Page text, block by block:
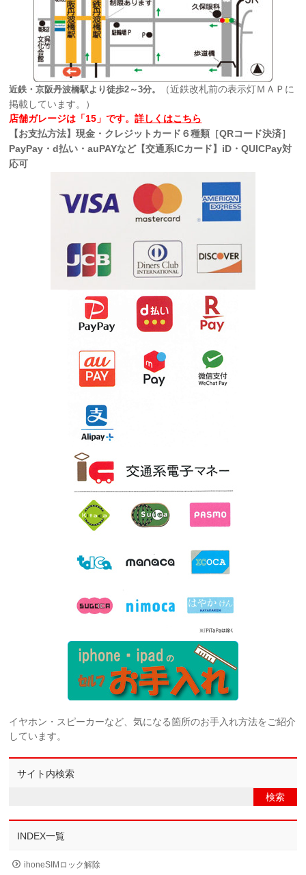
近鉄・京阪丹波橋駅より徒歩2～3分。
（近鉄改札前の表示灯ＭＡＰに
掲載しています。）
店舗ガレージは「15」です。詳しくはこちら
【お支払方法】現金・クレジットカード６種類［QRコード決済］
PayPay・d払い・auPAYなど【交通系ICカード】iD・QUICPay対
応可
イヤホン・スピーカーなど、気になる箇所のお手入れ方法をご紹介
しています。
サイト内検索
INDEX一覧
ihoneSIMロック解除